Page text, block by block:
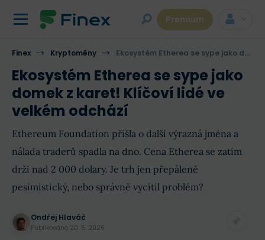
Premium
Finex Kryptoměny Ekosystém Etherea se sype jako domek z karet! Klíčoví lidé ve velkém odchází
Ekosystém Etherea se sype jako
domek z karet! Klíčoví lidé ve
velkém odchází
Ethereum Foundation přišla o další výrazná jména a
nálada traderů spadla na dno. Cena Etherea se zatím
drží nad 2 000 dolary. Je trh jen přepáleně
pesimistický, nebo správně vycítil problém?
Ondřej Hlaváč
Publikováno 20. 5. 2026